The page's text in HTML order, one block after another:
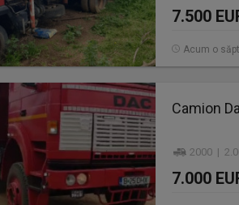
7.500
Acum o
Camion
2000 |
7.000